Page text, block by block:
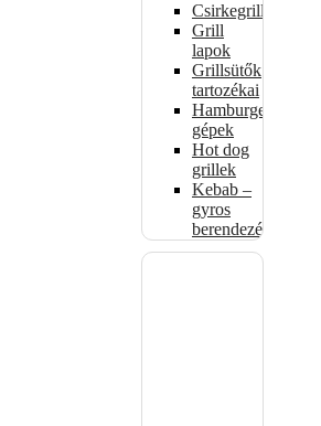
Csirkegrillek
Grill
lapok
Grillsütők
tartozékai
Hamburgerformázó
gépek
Hot dog
grillek
Kebab –
gyros
berendezés